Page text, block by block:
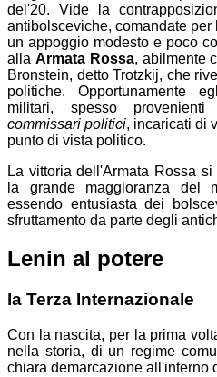
del'20. Vide la
antibolsceviche, comandate
un appoggio modesto e poco
alla Armata Rossa, abilmente
Bronstein, detto Trotzkij, che
politiche. Opportunamente
militari, spesso
commissari politici, incaricati di
punto di vista politico.
La vittoria dell'Armata Rossa
la grande maggioranza del
essendo entusiasta dei
sfruttamento da parte degli
Lenin al potere
la Terza Internazionale
Con la nascita, per la prima
nella storia, di un regime
chiara demarcazione all'interno